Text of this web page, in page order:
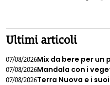
Ultimi articoli
07/08/2026Mix da bere per un
07/08/2026Mandala con i
07/08/2026Terra Nuova e i